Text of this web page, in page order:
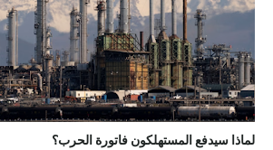
لماذا سيدفع المستهلكون فاتورة الحرب؟